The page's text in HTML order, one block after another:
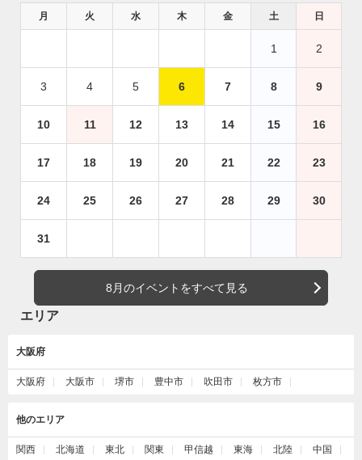
月 火 水 木 金 土 日
1 2
3 4 5 6 7 8 9
10 11 12 13 14 15 16
17 18 19 20 21 22 23
24 25 26 27 28 29 30
31
8月のイベントをすべて見る
エリア
大阪府
大阪府 大阪市 堺市 豊中市 吹田市 枚方市
他のエリア
関西 北海道 東北 関東 甲信越 東海 北陸 中国